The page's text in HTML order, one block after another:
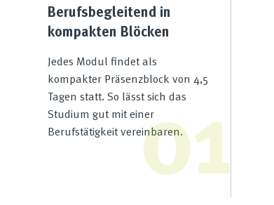
Berufsbegleitend in
kompakten Blöcken
Jedes Modul findet als
kompakter Präsenzblock von 4,5
Tagen statt. So lässt sich das
Studium gut mit einer
Berufstätigkeit vereinbaren.01